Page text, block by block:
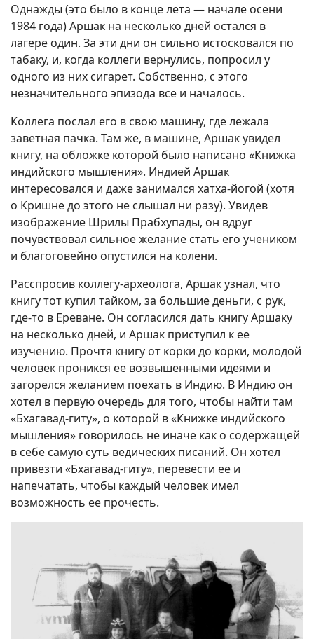
Однажды (это было в конце лета — начале осени
1984 года) Аршак на несколько дней остался в
лагере один. За эти дни он сильно истосковался по
табаку, и, когда коллеги вернулись, попросил у
одного из них сигарет. Собственно, с этого
незначительного эпизода все и началось.
Коллега послал его в свою машину, где лежала
заветная пачка. Там же, в машине, Аршак увидел
книгу, на обложке которой было написано «Книжка
индийского мышления». Индией Аршак
интересовался и даже занимался хатха-йогой (хотя
о Кришне до этого не слышал ни разу). Увидев
изображение Шрилы Прабхупады, он вдруг
почувствовал сильное желание стать его учеником
и благоговейно опустился на колени.
Расспросив коллегу-археолога, Аршак узнал, что
книгу тот купил тайком, за большие деньги, с рук,
где-то в Ереване. Он согласился дать книгу Аршаку
на несколько дней, и Аршак приступил к ее
изучению. Прочтя книгу от корки до корки, молодой
человек проникся ее возвышенными идеями и
загорелся желанием поехать в Индию. В Индию он
хотел в первую очередь для того, чтобы найти там
«Бхагавад-гиту», о которой в «Книжке индийского
мышления» говорилось не иначе как о содержащей
в себе самую суть ведических писаний. Он хотел
привезти «Бхагавад-гиту», перевести ее и
напечатать, чтобы каждый человек имел
возможность ее прочесть.